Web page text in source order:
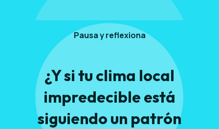
Pausa y reflexiona
¿Y si tu clima local
impredecible está
siguiendo un patrón